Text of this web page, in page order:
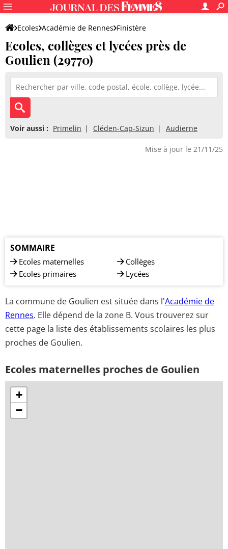
Ecoles Académie de Rennes Finistère
Ecoles, collèges et lycées près de
Goulien (29770)
Voir aussi : Primelin Cléden-Cap-Sizun Audierne
Mise à jour le 21/11/25
SOMMAIRE
Ecoles maternelles
Ecoles primaires
Collèges
Lycées
La commune de Goulien est située dans l'Académie de
Rennes. Elle dépend de la zone B. Vous trouverez sur
cette page la liste des établissements scolaires les plus
proches de Goulien.
Ecoles maternelles proches de Goulien
+
−